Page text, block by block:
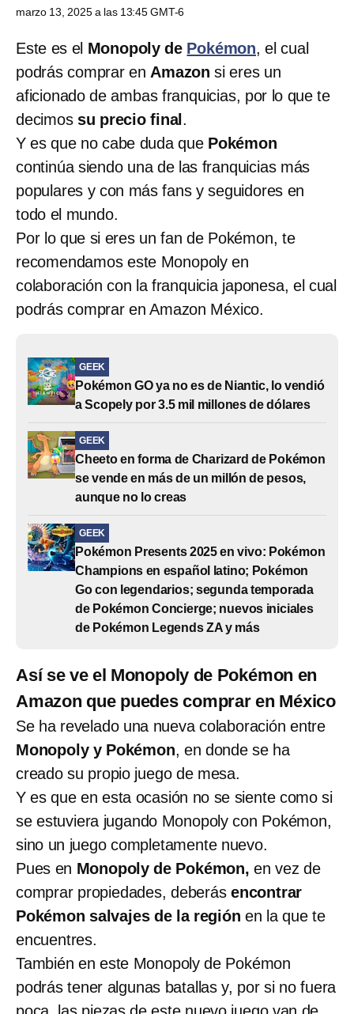
marzo 13, 2025 a las 13:45 GMT-6
Este es el Monopoly de Pokémon, el cual
podrás comprar en Amazon si eres un
aficionado de ambas franquicias, por lo que te
decimos su precio final .
Y es que no cabe duda que Pokémon
continúa siendo una de las franquicias más
populares y con más fans y seguidores en
todo el mundo.
Por lo que si eres un fan de Pokémon, te
recomendamos este Monopoly en
colaboración con la franquicia japonesa, el cual
podrás comprar en Amazon México.
GEEK
Pokémon GO ya no es de Niantic, lo vendió
a Scopely por 3.5 mil millones de dólares
GEEK
Cheeto en forma de Charizard de Pokémon
se vende en más de un millón de pesos,
aunque no lo creas
GEEK
Pokémon Presents 2025 en vivo: Pokémon
Champions en español latino; Pokémon
Go con legendarios; segunda temporada
de Pokémon Concierge; nuevos iniciales
de Pokémon Legends ZA y más
Así se ve el Monopoly de Pokémon en
Amazon que puedes comprar en México
Se ha revelado una nueva colaboración entre
Monopoly y Pokémon, en donde se ha
creado su propio juego de mesa.
Y es que en esta ocasión no se siente como si
se estuviera jugando Monopoly con Pokémon,
sino un juego completamente nuevo.
Pues en Monopoly de Pokémon, en vez de
comprar propiedades, deberásencontrar
Pokémon salvajes de la región en la que te
encuentres.
También en este Monopoly de Pokémon
podrás tener algunas batallas y, por si no fuera